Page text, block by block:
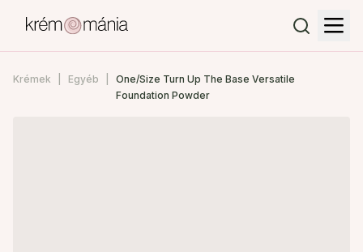
Krémek Egyéb
One/Size Turn Up The Base Versatile
Foundation Powder